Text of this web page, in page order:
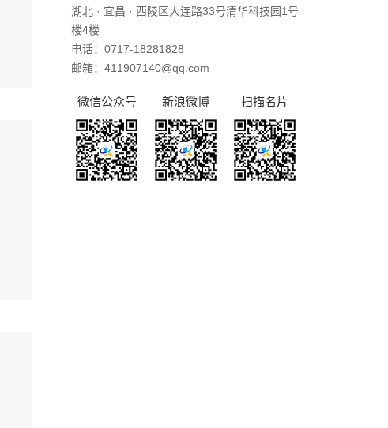
湖北 · 宜昌 · 西陵区大连路33号清华科技园1号
楼4楼
电话：0717-18281828
邮箱：411907140@qq.com
微信公众号 新浪微博 扫描名片